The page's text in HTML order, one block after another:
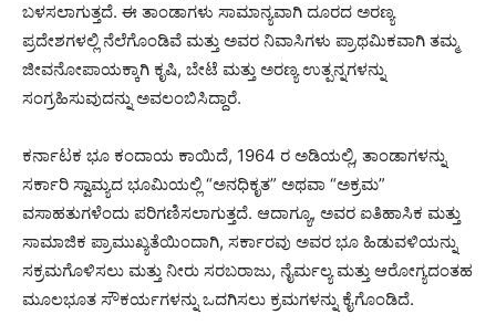
ಬಳಸಲಾಗುತ್ತದೆ. ಈ ತಾಂಡಾಗಳು ಸಾಮಾನ್ಯವಾಗಿ ದೂರದ ಅರಣ್ಯ
ಪ್ರದೇಶಗಳಲ್ಲಿ ನೆಲೆಗೊಂಡಿವೆ ಮತ್ತು ಅವರ ನಿವಾಸಿಗಳು ಪ್ರಾಥಮಿಕವಾಗಿ ತಮ್ಮ
ಜೀವನೋಪಾಯಕ್ಕಾಗಿ ಕೃಷಿ, ಬೇಟೆ ಮತ್ತು ಅರಣ್ಯ ಉತ್ಪನ್ನಗಳನ್ನು
ಸಂಗ್ರಹಿಸುವುದನ್ನು ಅವಲಂಬಿಸಿದ್ದಾರೆ.
ಕರ್ನಾಟಕ ಭೂ ಕಂದಾಯ ಕಾಯಿದೆ, 1964 ರ ಅಡಿಯಲ್ಲಿ, ತಾಂಡಾಗಳನ್ನು
ಸರ್ಕಾರಿ ಸ್ವಾಮ್ಯದ ಭೂಮಿಯಲ್ಲಿ “ಅನಧಿಕೃತ” ಅಥವಾ “ಅಕ್ರಮ”
ವಸಾಹತುಗಳೆಂದು ಪರಿಗಣಿಸಲಾಗುತ್ತದೆ. ಆದಾಗ್ಯೂ, ಅವರ ಐತಿಹಾಸಿಕ ಮತ್ತು
ಸಾಮಾಜಿಕ ಪ್ರಾಮುಖ್ಯತೆಯಿಂದಾಗಿ, ಸರ್ಕಾರವು ಅವರ ಭೂ ಹಿಡುವಳಿಯನ್ನು
ಸಕ್ರಮಗೊಳಿಸಲು ಮತ್ತು ನೀರು ಸರಬರಾಜು, ನೈರ್ಮಲ್ಯ ಮತ್ತು ಆರೋಗ್ಯದಂತಹ
ಮೂಲಭೂತ ಸೌಕರ್ಯಗಳನ್ನು ಒದಗಿಸಲು ಕ್ರಮಗಳನ್ನು ಕೈಗೊಂಡಿದೆ.